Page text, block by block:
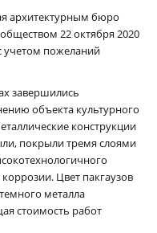
архитектурным бюро
22 октября 2020
учетом пожеланий
завершились
объекта культурного
конструкции
покрыли тремя слоями
Цвет пакгаузов
металла
стоимость работ